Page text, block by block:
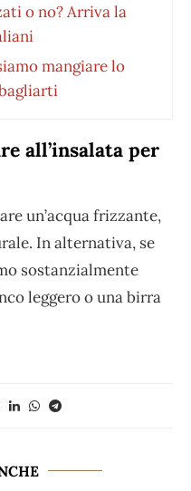
o no? Arriva la
mangiare lo
all’insalata per
un’acqua frizzante,
In alternativa, se
sostanzialmente
leggero o una birra